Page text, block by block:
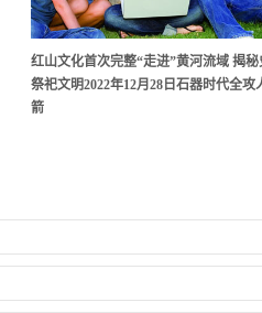
红山文化首次完整“走进”黄河流域 揭秘
祭祀文明2022年12月28日石器时代全攻
箭